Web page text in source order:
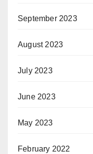
September 2023
August 2023
July 2023
June 2023
May 2023
February 2022